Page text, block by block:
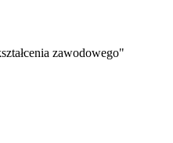
zawodowego"